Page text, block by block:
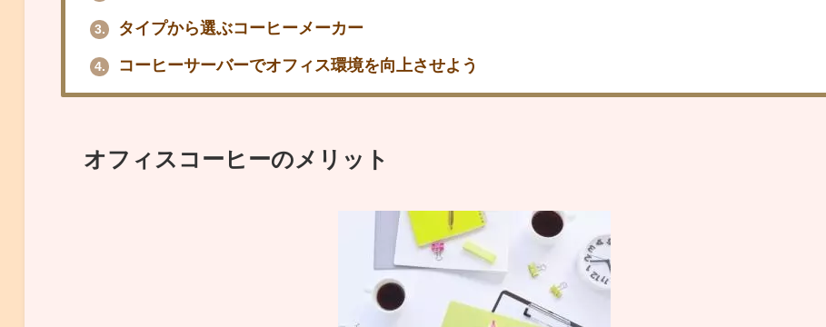
3. タイプから選ぶコーヒーメーカー
4. コーヒーサーバーでオフィス環境を向上させよう
オフィスコーヒーのメリット